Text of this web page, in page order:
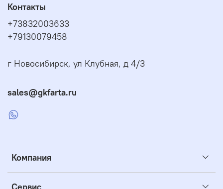
Компания
Контакты
+73832003633
+79130079458
г Новосибирск, ул Клубная, д 4/3
sales@gkfarta.ru